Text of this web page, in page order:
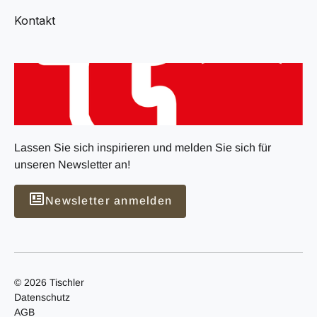
Kontakt
Lassen Sie sich inspirieren und melden Sie sich für
unseren Newsletter an!
Newsletter anmelden
© 2026 Tischler
Datenschutz
AGB